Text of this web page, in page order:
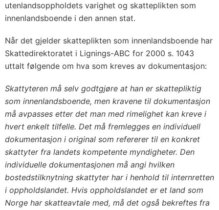
utenlandsoppholdets varighet og skatteplikten som
innenlandsboende i den annen stat.
Når det gjelder skatteplikten som innenlandsboende har
Skattedirektoratet i Lignings-ABC for 2000 s. 1043
uttalt følgende om hva som kreves av dokumentasjon:
Skattyteren må selv godtgjøre at han er skattepliktig
som innenlandsboende, men kravene til dokumentasjon
må avpasses etter det man med rimelighet kan kreve i
hvert enkelt tilfelle. Det må fremlegges en individuell
dokumentasjon i original som refererer til en konkret
skattyter fra landets kompetente myndigheter. Den
individuelle dokumentasjonen må angi hvilken
bostedstilknytning skattyter har i henhold til internretten
i oppholdslandet. Hvis oppholdslandet er et land som
Norge har skatteavtale med, må det også bekreftes fra